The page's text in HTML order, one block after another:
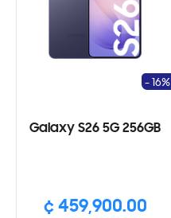
Galaxy S26 5G 256GB
¢ 459,900.00
- 16%